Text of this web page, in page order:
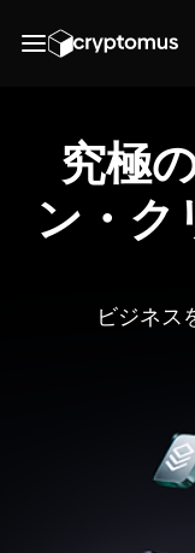
究極
ン・ク
ビジネス